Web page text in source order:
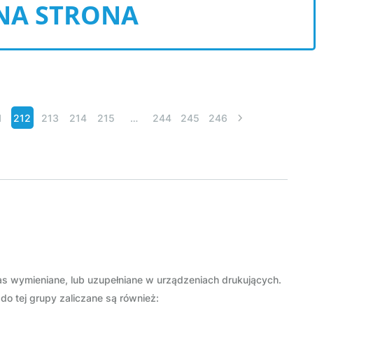
STRONA
212 213 214 215 … 244 245 246
lub uzupełniane w urządzeniach drukujących.
tej grupy zaliczane są również: